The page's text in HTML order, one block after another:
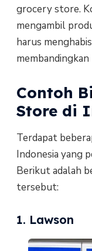
grocery store.
mengambil
harus
Contoh
Store di
Terdapat
Indonesia yang
Berikut adalah
tersebut:
1. Lawson